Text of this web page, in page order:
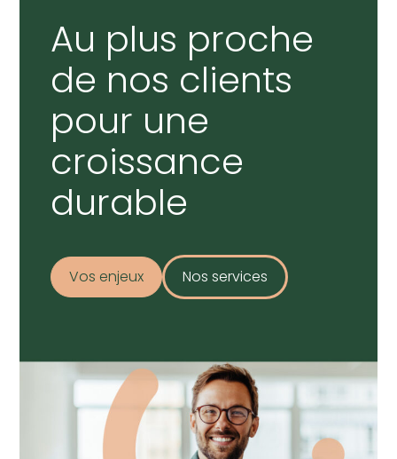
Être prêt pour la facturation
électronique
Au plus proche
de nos clients
pour une
croissance
durable
Vos enjeux Nos services